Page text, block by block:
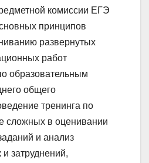
комиссии ЕГЭ
принципов
развернутых
работ
образовательным
общего
тренинга по
сложных в оценивании
и анализ
затруднений,